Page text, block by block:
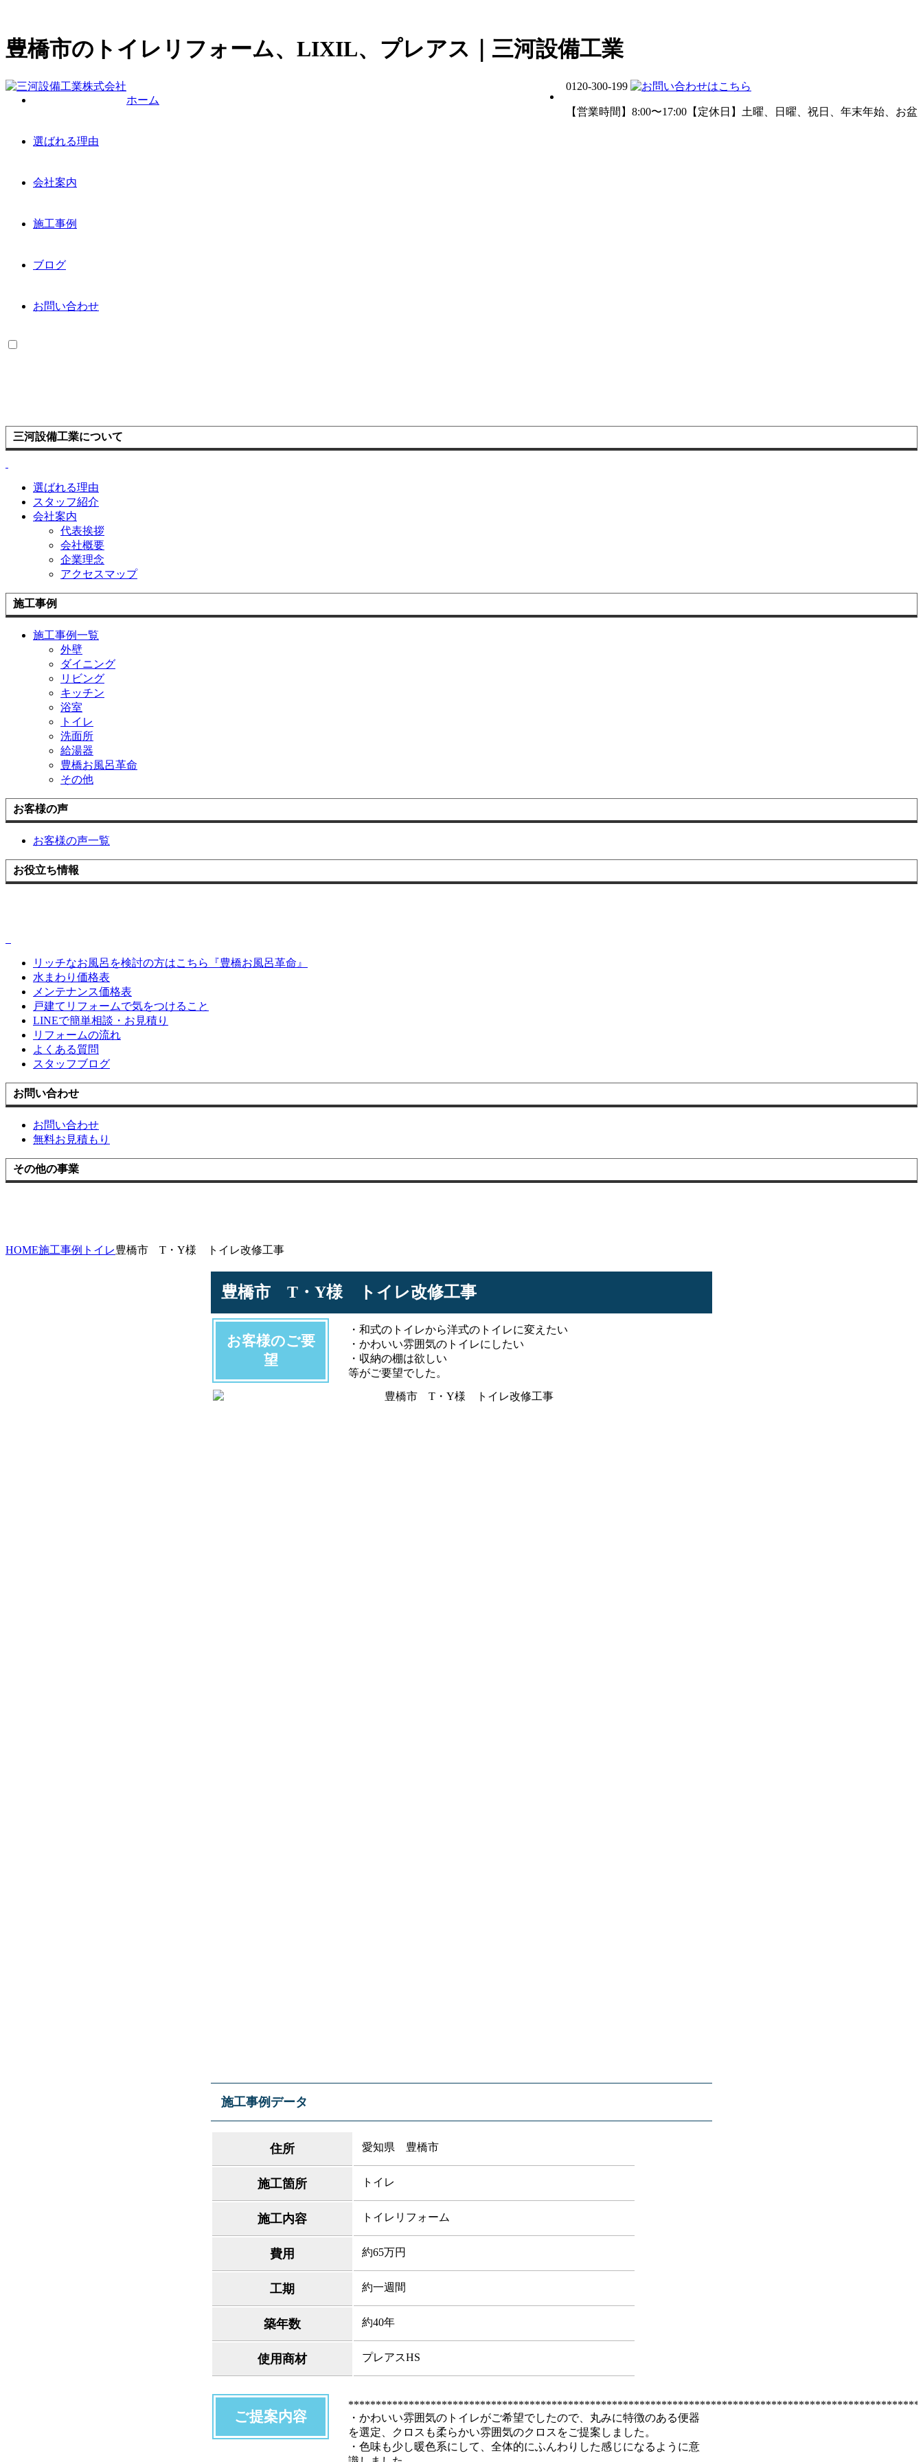
豊橋市のトイレリフォーム、LIXIL、プレアス｜三河設備工業
0120-300-199
【営業時間】8:00〜17:00【定休日】土曜、日曜、祝日、年末年始、お盆
ホーム
選ばれる理由
会社案内
施工事例
ブログ
お問い合わせ
三河設備工業について
選ばれる理由
スタッフ紹介
会社案内
代表挨拶
会社概要
企業理念
アクセスマップ
施工事例
施工事例一覧
外壁
ダイニング
リビング
キッチン
浴室
トイレ
洗面所
給湯器
豊橋お風呂革命
その他
お客様の声
お客様の声一覧
お役立ち情報
リッチなお風呂を検討の方はこちら『豊橋お風呂革命』
水まわり価格表
メンテナンス価格表
戸建てリフォームで気をつけること
LINEで簡単相談・お見積り
リフォームの流れ
よくある質問
スタッフブログ
お問い合わせ
お問い合わせ
無料お見積もり
その他の事業
HOME施工事例 トイレ豊橋市 T・Y様 トイレ改修工事
豊橋市 T・Y様 トイレ改修工事
お客様のご要
望
・和式のトイレから洋式のトイレに変えたい
・かわいい雰囲気のトイレにしたい
・収納の棚は欲しい
等がご要望でした。
施工事例データ
住所 愛知県 豊橋市
施工箇所 トイレ
施工内容 トイレリフォーム
費用 約65万円
工期 約一週間
築年数 約40年
使用商材 プレアスHS
ご提案内容
・かわいい雰囲気のトイレがご希望でしたので、丸みに特徴のある便器
を選定、クロスも柔らかい雰囲気のクロスをご提案しました。
・色味も少し暖色系にして、全体的にふんわりした感じになるように意